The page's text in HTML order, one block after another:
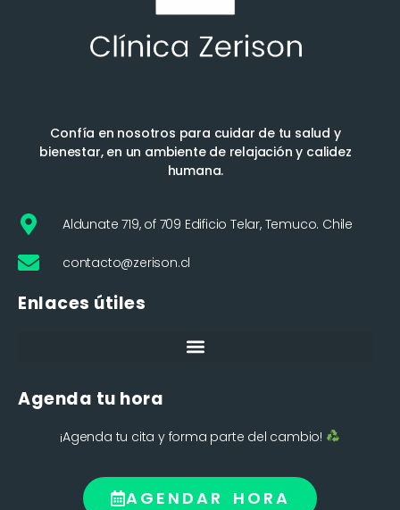
Confía en nosotros para cuidar de tu salud y
bienestar, en un ambiente de relajación y calidez
humana.
Aldunate 719, of 709 Edificio Telar, Temuco. Chile
contacto@zerison.cl
Enlaces útiles
Agenda tu hora
¡Agenda tu cita y forma parte del cambio!
AGENDAR HORA